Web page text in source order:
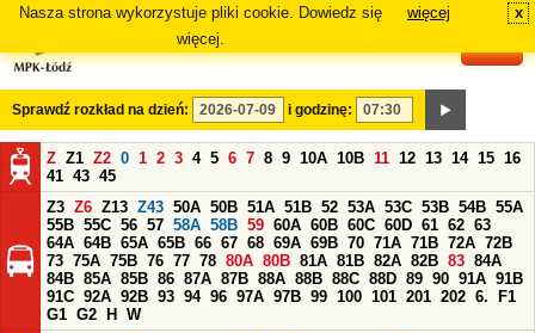
Nasza strona wykorzystuje pliki cookie. Dowiedz się
więcej.
więcej x
Sprawdź rozkład na dzień: i godzinę:
Z Z1 Z2 0 1 2 3 4 5 6 7 8 9 10A 10B 11 12 13 14 15 16
41 43 45
Z3 Z6 Z13 Z43 50A 50B 51A 51B 52 53A 53C 53B 54B 55A
55B 55C 56 57 58A 58B 59 60A 60B 60C 60D 61 62 63
64A 64B 65A 65B 66 67 68 69A 69B 70 71A 71B 72A 72B
73 75A 75B 76 77 78 80A 80B 81A 81B 82A 82B 83 84A
84B 85A 85B 86 87A 87B 88A 88B 88C 88D 89 90 91A 91B
91C 92A 92B 93 94 96 97A 97B 99 100 101 201 202 6.
F1
G1 G2 H
W